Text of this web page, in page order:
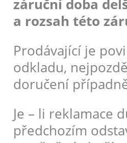
záruční doba
a rozsah této
Prodávající je
odkladu,
doručení
Je – li reklamace
předchozím